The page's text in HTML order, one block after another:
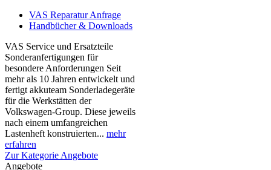
VAS Reparatur Anfrage
Handbücher & Downloads
VAS Service und Ersatzteile
Sonderanfertigungen für
besondere Anforderungen Seit
mehr als 10 Jahren entwickelt und
fertigt akkuteam Sonderladegeräte
für die Werkstätten der
Volkswagen-Group. Diese jeweils
nach einem umfangreichen
Lastenheft konstruierten... mehr
erfahren
Zur Kategorie Angebote
Angebote